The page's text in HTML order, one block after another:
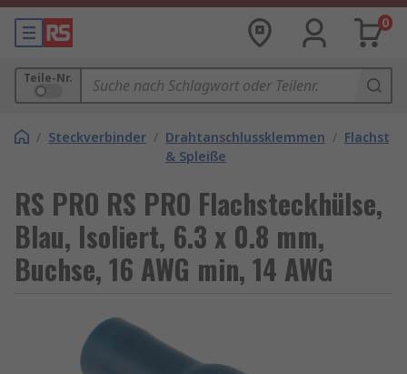
0
Teile-Nr.
/ Steckverbinder / Drahtanschlussklemmen
& Spleiße
/
RS PRO RS PRO Flachsteckhülse,
Blau, Isoliert, 6.3 x 0.8 mm,
Buchse, 16 AWG min, 14 AWG